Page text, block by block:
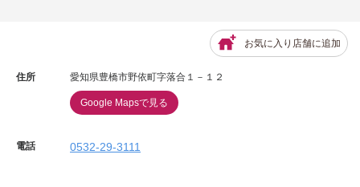
お気に入り店舗に追加
住所 愛知県豊橋市野依町字落合１－１２
Google Mapsで見る
電話 0532-29-3111